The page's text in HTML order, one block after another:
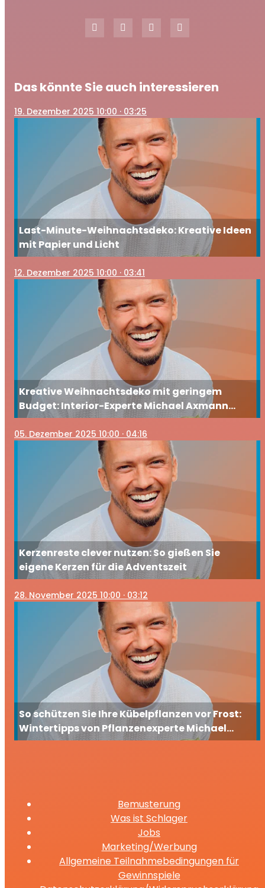
Das könnte Sie auch interessieren
19. Dezember 2025 10:00 · 03:25
Last-Minute-Weihnachtsdeko: Kreative Ideen
mit Papier und Licht
12. Dezember 2025 10:00 · 03:41
Kreative Weihnachtsdeko mit geringem
Budget: Interior-Experte Michael Axmann
zeigt die schönsten Ideen
05. Dezember 2025 10:00 · 04:16
Kerzenreste clever nutzen: So gießen Sie
eigene Kerzen für die Adventszeit
28. November 2025 10:00 · 03:12
So schützen Sie Ihre Kübelpflanzen vor Frost:
Wintertipps von Pflanzenexperte Michael
Axmann
Bemusterung
Was ist Schlager
Jobs
Marketing/Werbung
Allgemeine Teilnahmebedingungen für
Gewinnspiele